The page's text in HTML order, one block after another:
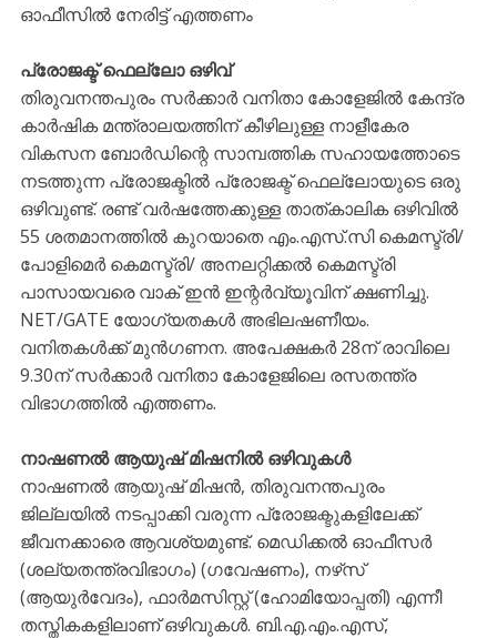
ഓഫീസില്‍ നേരിട്ട് എത്തണം
പ്രോജക്ട് ഫെല്ലോ ഒഴിവ്
തിരുവനന്തപുരം സർക്കാർ വനിതാ കോളേജിൽ കേന്ദ്ര
കാർഷിക മന്ത്രാലയത്തിന് കീഴിലുള്ള നാളീകേര
വികസന ബോർഡിന്റെ സാമ്പത്തിക സഹായത്തോടെ
നടത്തുന്ന പ്രോജക്ടിൽ പ്രോജക്ട് ഫെല്ലോയുടെ ഒരു
ഒഴിവുണ്ട്. രണ്ട് വർഷത്തേക്കുള്ള താത്കാലിക ഒഴിവിൽ
55 ശതമാനത്തിൽ കുറയാതെ എം.എസ്.സി കെമസ്ട്രി/
പോളിമെർ കെമസ്ട്രി/ അനലറ്റിക്കൽ കെമസ്ട്രി
പാസായവരെ വാക് ഇൻ ഇന്റർവ്യൂവിന് ക്ഷണിച്ചു.
NET/GATE യോഗ്യതകൾ അഭിലഷണീയം.
വനിതകൾക്ക് മുൻഗണന. അപേക്ഷകർ 28ന് രാവിലെ
9.30ന് സർക്കാർ വനിതാ കോളേജിലെ രസതന്ത്ര
വിഭാഗത്തിൽ എത്തണം.
നാഷണൽ ആയുഷ് മിഷനിൽ ഒഴിവുകൾ
നാഷണൽ ആയുഷ് മിഷൻ, തിരുവനന്തപുരം
ജില്ലയിൽ നടപ്പാക്കി വരുന്ന പ്രോജക്ടുകളിലേക്ക്
ജീവനക്കാരെ ആവശ്യമുണ്ട്. മെഡിക്കൽ ഓഫീസർ
(ശല്യതന്ത്രവിഭാഗം) (ഗവേഷണം), നഴ്‌സ്
(ആയുർവേദം), ഫാർമസിസ്റ്റ് (ഹോമിയോപ്പതി) എന്നീ
തസ്തികകളിലാണ് ഒഴിവുകൾ. ബി.എ.എം.എസ്,